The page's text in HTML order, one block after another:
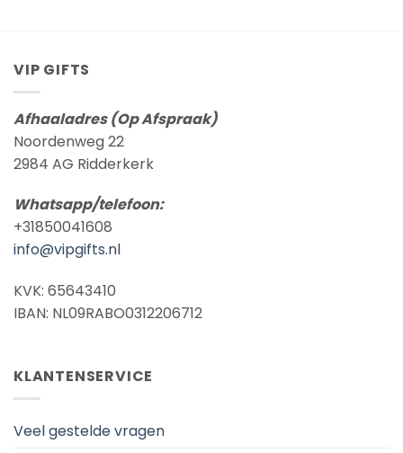
VIP GIFTS
Afhaaladres (Op Afspraak)
Noordenweg 22
2984 AG Ridderkerk
Whatsapp/telefoon:
+31850041608
info@vipgifts.nl
KVK: 65643410
IBAN: NL09RABO0312206712
KLANTENSERVICE
Veel gestelde vragen